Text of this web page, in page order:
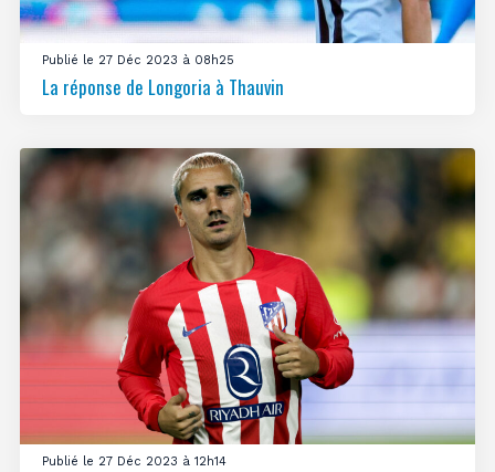
Publié le 27 Déc 2023 à 08h25
La réponse de Longoria à Thauvin
Publié le 27 Déc 2023 à 12h14